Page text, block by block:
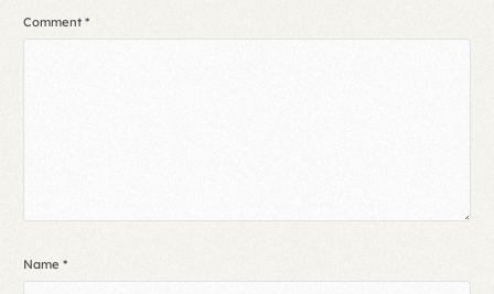
Comment*
Name*